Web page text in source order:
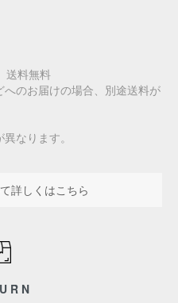
送料無料
のお届けの場合、別途送料が
なります。
詳しくはこちら